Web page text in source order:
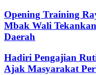
Opening Training
Mbak Wali
Daerah
Hadiri Pengajian
Ajak Masyarakat